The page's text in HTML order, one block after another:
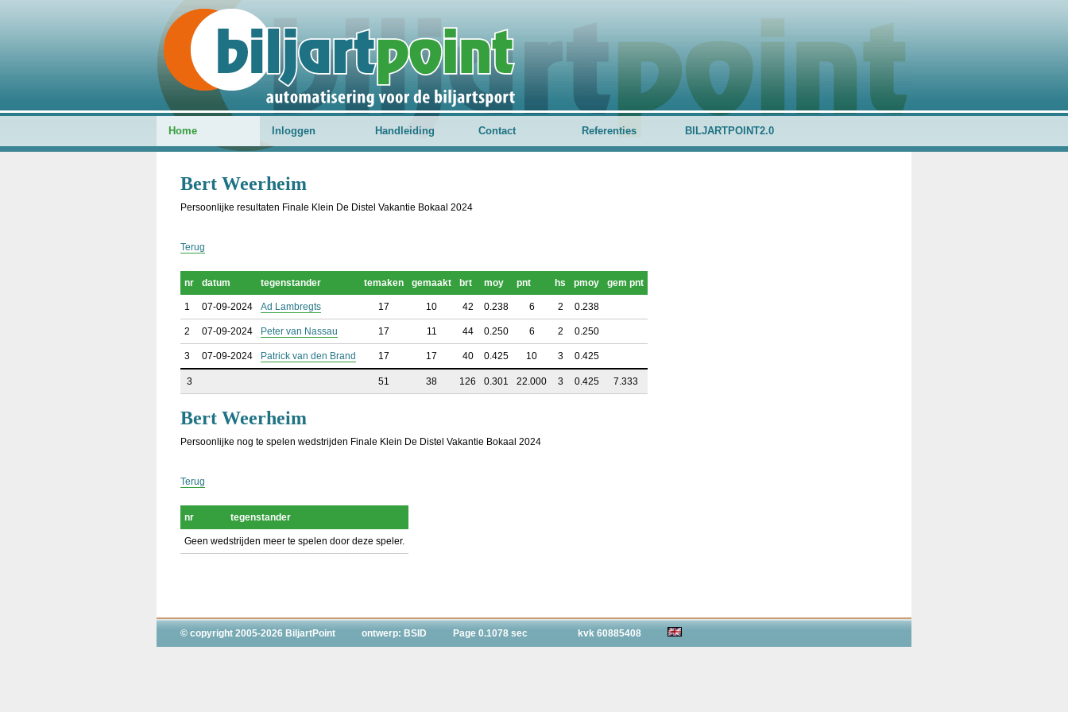
Home Inloggen Handleiding Contact Referenties BILJARTPOINT2.0
Bert Weerheim
Persoonlijke resultaten Finale Klein De Distel Vakantie Bokaal 2024
Terug
nr datum tegenstander temaken gemaakt brt moy pnt hs pmoy gem pnt
1 07-09-2024 Ad Lambregts 17 10 42 0.238 6 2 0.238
2 07-09-2024 Peter van Nassau 17 11 44 0.250 6 2 0.250
3 07-09-2024 Patrick van den Brand 17 17 40 0.425 10 3 0.425
3 51 38 126 0.301 22.000 3 0.425 7.333
Bert Weerheim
Persoonlijke nog te spelen wedstrijden Finale Klein De Distel Vakantie Bokaal 2024
Terug
nr tegenstander
Geen wedstrijden meer te spelen door deze speler.
© copyright 2005-2026 BiljartPoint ontwerp: BSID Page 0.1078 sec kvk 60885408